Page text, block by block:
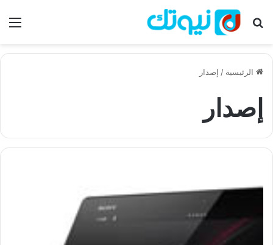
بحث عن
الرئيسية / إصدار
إصدار